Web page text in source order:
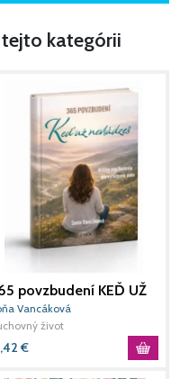
kategórii
povzbudení KEĎ UŽ
Vancáková
život
€